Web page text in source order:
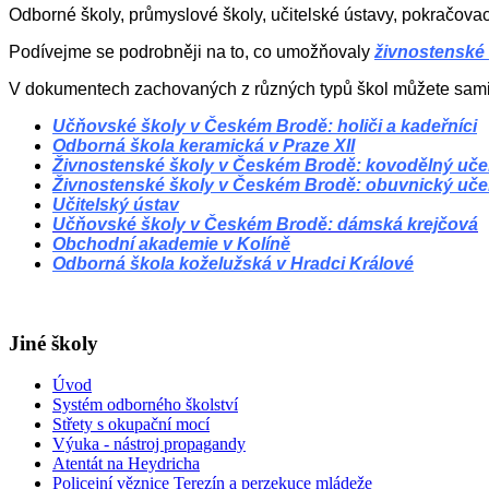
Odborné školy, průmyslové školy, učitelské ústavy,
Podívejme se podrobněji na to, co umožňovaly živnostenské
V dokumentech zachovaných z různých typů škol můžete
Učňovské školy v Českém Brodě: holiči a kadeřníci
Odborná škola keramická v Praze XII
Živnostenské školy v Českém Brodě: kovodělný
Živnostenské školy v Českém Brodě: obuvnický
Učitelský ústav
Učňovské školy v Českém Brodě: dámská krejčová
Obchodní akademie v Kolíně
Odborná škola koželužská v Hradci Králové
Jiné školy
Úvod
Systém odborného školství
Střety s okupační mocí
Výuka - nástroj propagandy
Atentát na Heydricha
Policejní věznice Terezín a perzekuce mládeže